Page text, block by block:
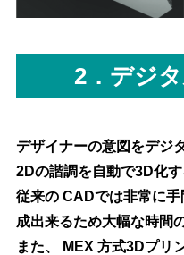
2．デジ
デザイナーの意図をデジ
2Dの諧調を自動で3D化す
従来の CADでは非常に
成出来るため大幅な時間
また、 MEX 方式3Dプリ